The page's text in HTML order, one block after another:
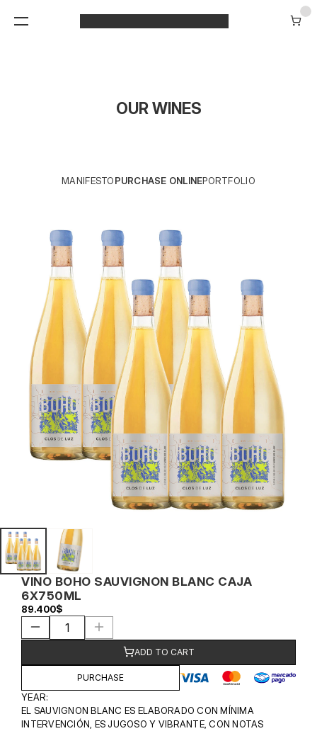
OUR WINES
MANIFESTOPURCHASE ONLINEPORTFOLIO
VINO BOHO SAUVIGNON BLANC CAJA
6X750ML
89.400$
ADD TO CART
PURCHASE
YEAR:
EL SAUVIGNON BLANC ES ELABORADO CON MÍNIMA
INTERVENCIÓN, ES JUGOSO Y VIBRANTE, CON NOTAS